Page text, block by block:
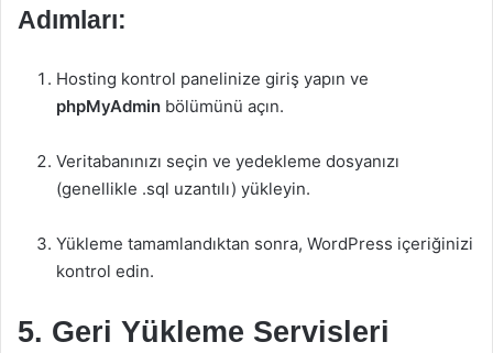
Adımları:
Hosting kontrol panelinize giriş yapın ve
phpMyAdmin bölümünü açın.
Veritabanınızı seçin ve yedekleme dosyanızı
(genellikle .sql uzantılı) yükleyin.
Yükleme tamamlandıktan sonra, WordPress içeriğinizi
kontrol edin.
5. Geri Yükleme Servisleri